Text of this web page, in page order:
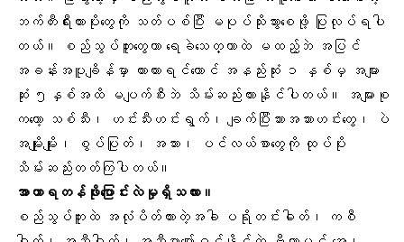
ဘက်တီးရီးယားပိုးတွေကို သတ်ပစ်ပြီး မပုပ်သိုးသွားစေဖို့ ပြုလုပ်ရပါ
တယ်။ စည်သွပ်ဘူးတွေဟာ ရေခဲသေတ္တာထဲ မထည့်ဘဲ အပြင်
အခန်းအပူချိန်မှာ ထားထားရင်တောင် အနည်းဆုံး ၁ နှစ်မှ အများ
ဆုံး ၅နှစ်အထိ မပျက်စီးဘဲ သိမ်းဆည်းထားနိုင်ပါတယ်။ အများစု
ကတော့ သစ်သီး၊
ဟင်းသီးဟင်းရွက်၊ ချက်ပြီးသားအသားဟင်းတွေ၊ ပဲ
အမျိုးမျိုး၊ စွပ်ပြုတ်၊ အသား၊ ပင်လယ်စာတွေကို ထုပ်ပိုး
သိမ်းဆည်းတတ်ကြပါတယ်။
အာဟာရတန်ဖိုးပြောင်းလဲမှုရှိသလား။
စည်သွပ်ဘူးထဲ အလုံပိတ်ထားတဲ့အခါ ပရိုတင်းဓါတ်၊ ကစီ